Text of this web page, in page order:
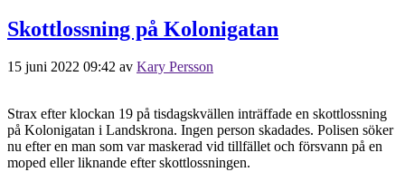
Skottlossning på Kolonigatan
15 juni 2022 09:42 av Kary Persson
Strax efter klockan 19 på tisdagskvällen inträffade en skottlossning
på Kolonigatan i Landskrona. Ingen person skadades. Polisen söker
nu efter en man som var maskerad vid tillfället och försvann på en
moped eller liknande efter skottlossningen.